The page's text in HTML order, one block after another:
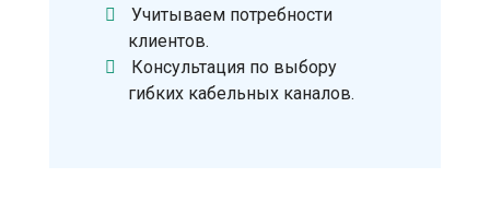
Учитываем потребности
клиентов.
Консультация по выбору
гибких кабельных каналов.